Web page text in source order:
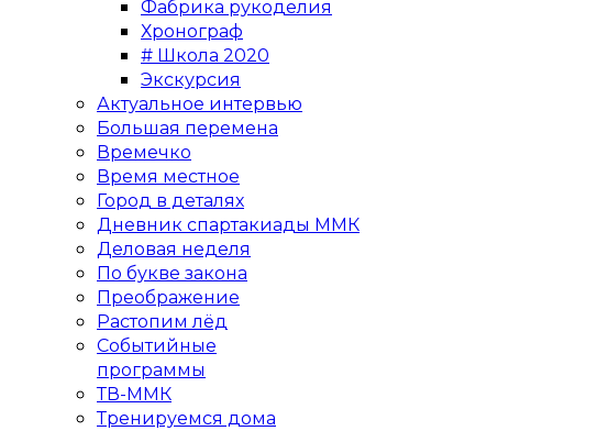
Фабрика рукоделия
Хронограф
# Школа 2020
Экскурсия
Актуальное интервью
Большая перемена
Времечко
Время местное
Город в деталях
Дневник спартакиады ММК
Деловая неделя
По букве закона
Преображение
Растопим лёд
Событийные
программы
ТВ-ММК
Тренируемся дома